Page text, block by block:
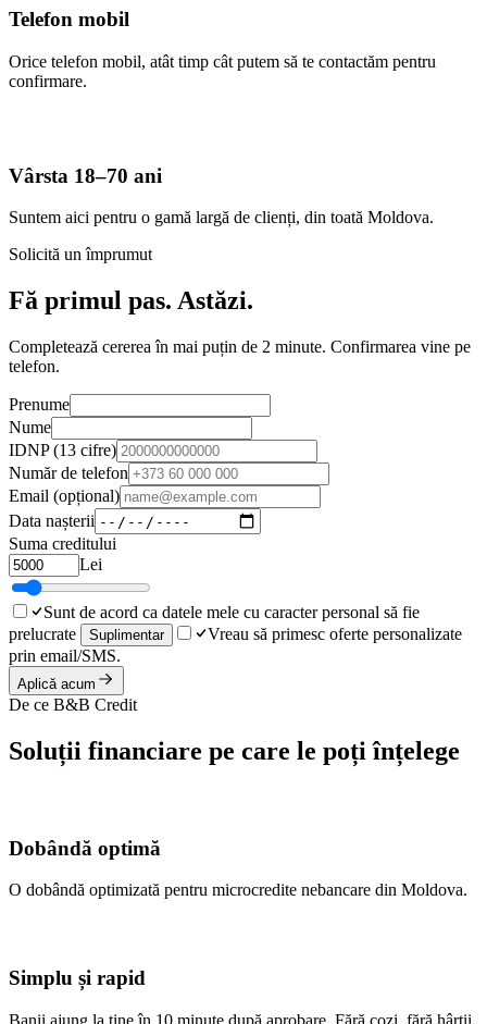
Telefon mobil
Orice telefon mobil, atât timp cât putem să te contactăm pentru
confirmare.
Vârsta 18–70 ani
Suntem aici pentru o gamă largă de clienți, din toată Moldova.
Solicită un împrumut
Fă primul pas. Astăzi.
Completează cererea în mai puțin de 2 minute. Confirmarea vine pe
telefon.
Prenume
Nume
IDNP (13 cifre)
Număr de telefon
Email (opțional)
Data nașterii
Suma creditului
Lei
Sunt de acord ca datele mele cu caracter personal să fie
prelucrate
Suplimentar
Vreau să primesc oferte personalizate
prin email/SMS.
Aplică acum
De ce B&B Credit
Soluții financiare pe care le poți înțelege
Dobândă optimă
O dobândă optimizată pentru microcredite nebancare din Moldova.
Simplu și rapid
Banii ajung la tine în 10 minute după aprobare. Fără cozi, fără hârtii.